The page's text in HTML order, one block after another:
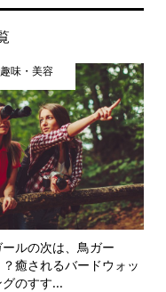
趣味・美容
ールの次は、鳥ガー
？癒されるバードウォッ
のすす...